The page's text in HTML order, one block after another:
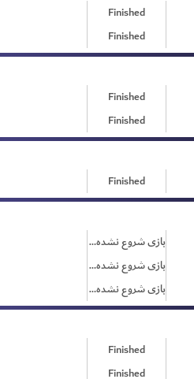
Finished
Finished
Finished
Finished
Finished
بازی شروع نشده است
بازی شروع نشده است
بازی شروع نشده است
Finished
Finished